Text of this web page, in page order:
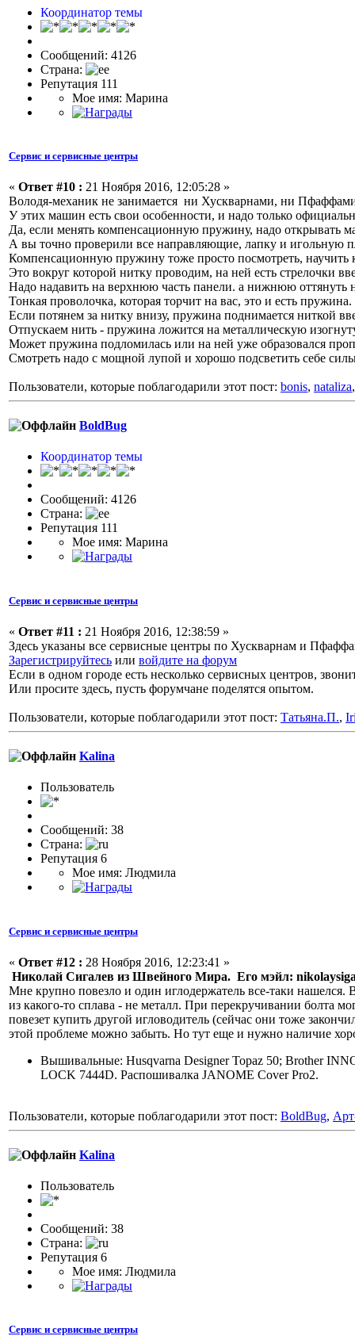
Координатор темы
Сообщений: 4126
Страна:
Репутация 111
Мое имя: Марина
Сервис и сервисные центры
« Ответ #10 : 21 Ноября 2016, 12:05:28 »
Володя-механик не занимается ни Хускварнами, ни
У этих машин есть свои особенности, и надо только
Да, если менять компенсационную пружину, надо открывать
А вы точно проверили все направляющие, лапку и игольную
Компенсационную пружину тоже просто посмотреть, научить
Это вокруг которой нитку проводим, на ней есть стрелочки
Надо надавить на верхнюю часть панели. а нижнюю оттянуть
Тонкая проволочка, которая торчит на вас, это и есть пружина.
Если потянем за нитку внизу, пружина поднимается ниткой
Отпускаем нить - пружина ложится на металлическую
Может пружина подломилась или на ней уже образовался
Смотреть надо с мощной лупой и хорошо подсветить себе
Пользователи, которые поблагодарили этот пост: bonis, nataliza
BoldBug
Координатор темы
Сообщений: 4126
Страна:
Репутация 111
Мое имя: Марина
Сервис и сервисные центры
« Ответ #11 : 21 Ноября 2016, 12:38:59 »
Здесь указаны все сервисные центры по Хускварнам и
Зарегистрируйтесь или войдите на форум
Если в одном городе есть несколько сервисных центров,
Или просите здесь, пусть форумчане поделятся опытом.
Пользователи, которые поблагодарили этот пост: Татьяна.П.,
Kalina
Пользоватeль
Сообщений: 38
Страна:
Репутация 6
Мое имя: Людмила
Сервис и сервисные центры
« Ответ #12 : 28 Ноября 2016, 12:23:41 »
Николай Сигалев из Швейного Мира. Его мэйл:
Мне крупно повезло и один иглодержатель все-таки нашелся.
из какого-то сплава - не металл. При перекручивании болта
повезет купить другой игловодитель (сейчас они тоже
этой проблеме можно забыть. Но тут еще и нужно наличие
Вышивальные: Husqvarna Designer Topaz 50; Brother
LOCK 7444D. Распошивалка JANOME Cover Pro2.
Пользователи, которые поблагодарили этот пост: BoldBug,
Kalina
Пользоватeль
Сообщений: 38
Страна:
Репутация 6
Мое имя: Людмила
Сервис и сервисные центры